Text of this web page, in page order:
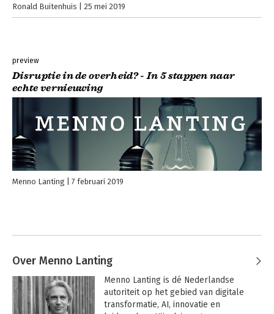
Ronald Buitenhuis 25 mei 2019
preview
Disruptie in de overheid? - In 5 stappen naar
echte vernieuwing
Menno Lanting 7 februari 2019
Over Menno Lanting
Menno Lanting is dé Nederlandse
autoriteit op het gebied van digitale
transformatie, AI, innovatie en